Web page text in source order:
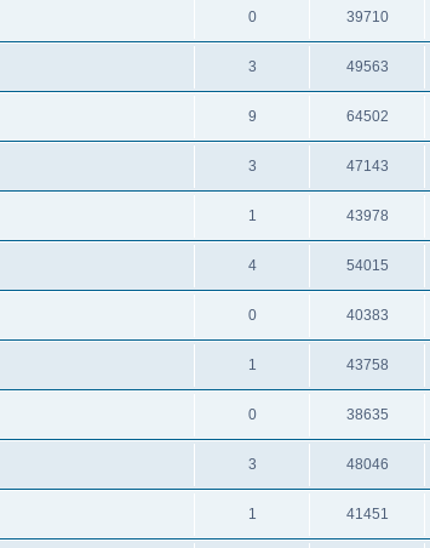
0 39710
3 49563
9 64502
3 47143
1 43978
4 54015
0 40383
1 43758
0 38635
3 48046
1 41451